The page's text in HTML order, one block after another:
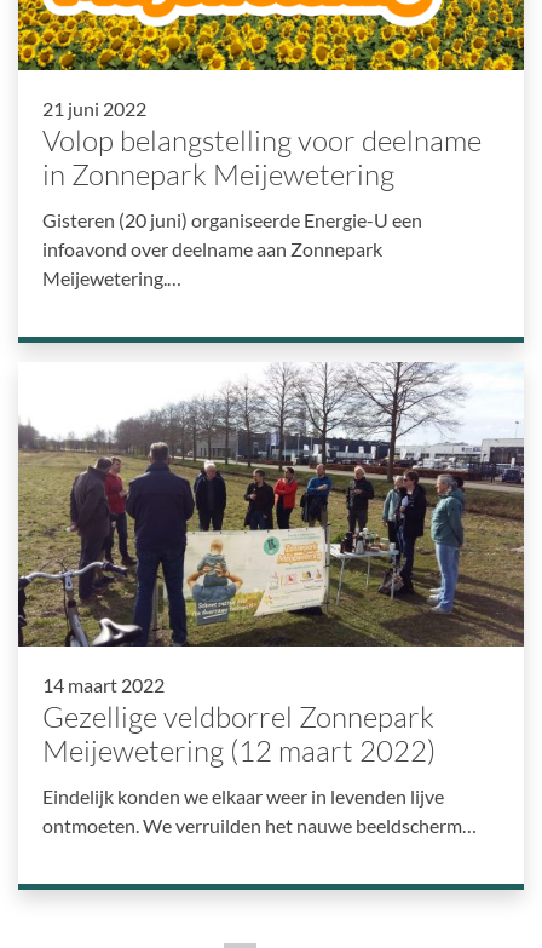
21 juni 2022
Volop belangstelling voor deelname
in Zonnepark Meijewetering
Gisteren (20 juni) organiseerde Energie-U een
infoavond over deelname aan Zonnepark
Meijewetering.…
14 maart 2022
Gezellige veldborrel Zonnepark
Meijewetering (12 maart 2022)
Eindelijk konden we elkaar weer in levenden lijve
ontmoeten. We verruilden het nauwe beeldscherm…